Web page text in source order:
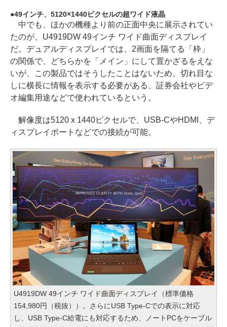
49インチ、5120×1440ピクセルの超ワイド液晶
中でも、ほかの機種より前の正面中央に展示されてい
たのが、U4919DW 49インチ ワイド曲面ディスプレイ
だ。デュアルディスプレイでは、2画面を隔てる「枠」
の関係で、どちらかを「メイン」にして置かざるをえな
いが、この製品ではそうしたことはないため、切れ目な
しに横長に情報を表示する必要がある、証券会社やビデ
オ編集用途などで使われているという。
解像度は5120 x 1440ピクセルで、USB-CやHDMI、デ
ィスプレイポートなどでの接続が可能。
U4919DW 49インチ ワイド曲面ディスプレイ（標準価格
154,980円（税抜））。さらにUSB Type-Cでの表示に対応
し、USB Type-C給電にも対応するため、ノートPCをケーブル